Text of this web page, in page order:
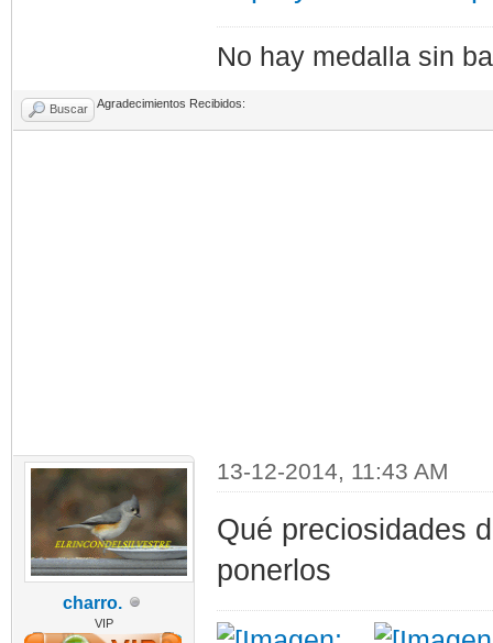
No hay medalla sin
Buscar Agradecimientos Recibidos:
charro.
VIP
13-12-2014, 11:43 AM
Qué preciosidades
ponerlos